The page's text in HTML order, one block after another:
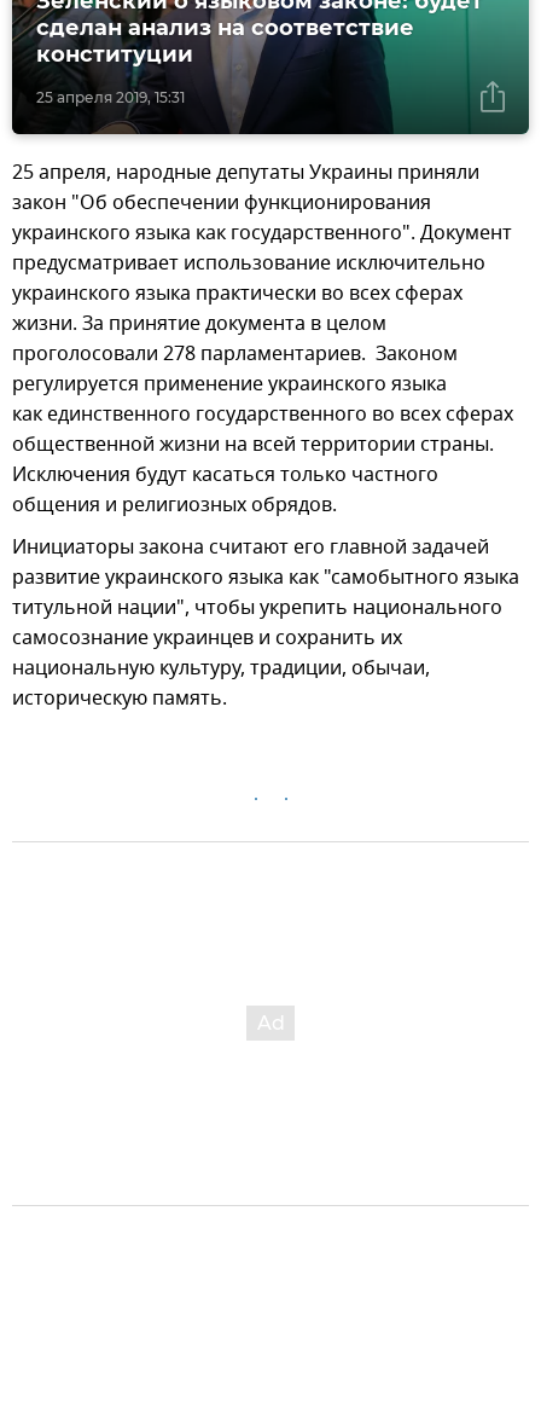
25 апреля 2019, 15:31
сделан анализ на соответствие
конституции
25 апреля, народные депутаты Украины приняли
закон "Об обеспечении функционирования
украинского языка как государственного". Документ
предусматривает использование исключительно
украинского языка практически во всех сферах
жизни. За принятие документа в целом
проголосовали 278 парламентариев. Законом
регулируется применение украинского языка
как единственного государственного во всех сферах
общественной жизни на всей территории страны.
Исключения будут касаться только частного
общения и религиозных обрядов.
Инициаторы закона считают его главной задачей
развитие украинского языка как "самобытного языка
титульной нации", чтобы укрепить национального
самосознание украинцев и сохранить их
национальную культуру, традиции, обычаи,
историческую память.